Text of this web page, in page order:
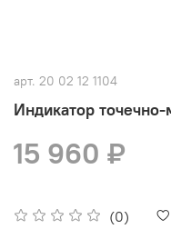
арт. 20 02 12 1104
Индикатор
(0)
15 960 ₽